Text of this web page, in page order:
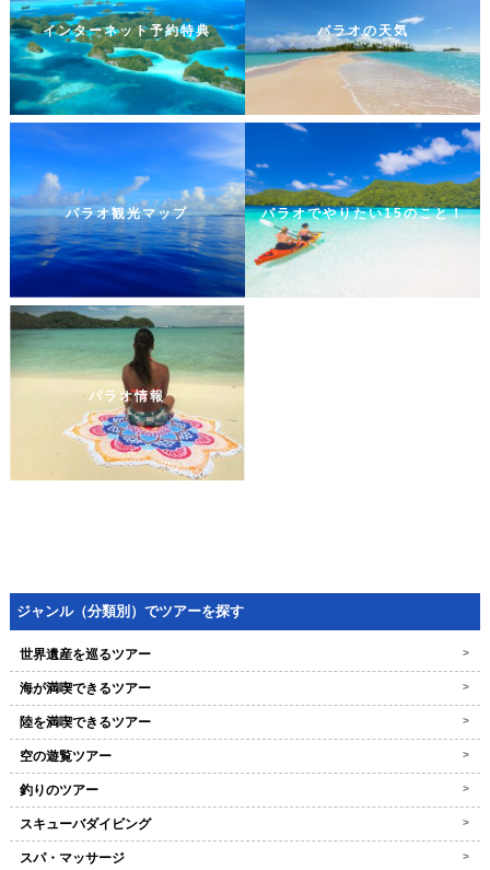
ジャンル（分類別）でツアーを探す
世界遺産を巡るツアー >
海が満喫できるツアー >
陸を満喫できるツアー >
空の遊覧ツアー >
釣りのツアー >
スキューバダイビング >
スパ・マッサージ >
インターネット予約特典 パラオの天気
パラオ観光マップ パラオでやりたい15のこと！
パラオ情報